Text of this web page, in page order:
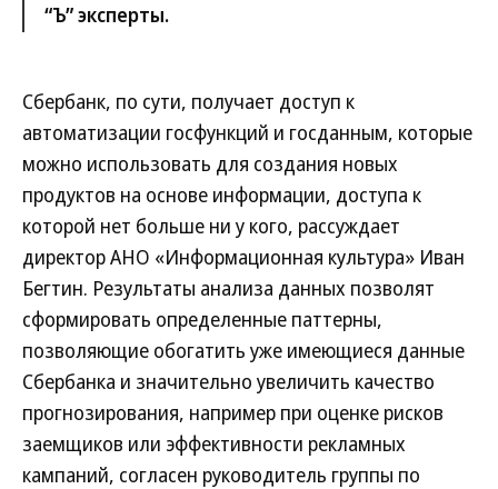
“Ъ” эксперты.
Сбербанк, по сути, получает доступ к
автоматизации госфункций и госданным, которые
можно использовать для создания новых
продуктов на основе информации, доступа к
которой нет больше ни у кого, рассуждает
директор АНО «Информационная культура» Иван
Бегтин. Результаты анализа данных позволят
сформировать определенные паттерны,
позволяющие обогатить уже имеющиеся данные
Сбербанка и значительно увеличить качество
прогнозирования, например при оценке рисков
заемщиков или эффективности рекламных
кампаний, согласен руководитель группы по